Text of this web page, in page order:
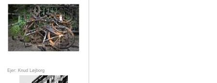
Ejer: Knud Løjborg